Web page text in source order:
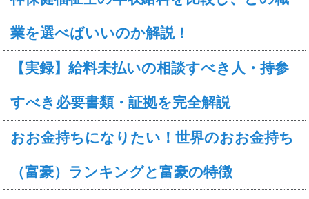
業を選べばいいのか解説！
【実録】給料未払いの相談すべき人・持参
すべき必要書類・証拠を完全解説
おお金持ちになりたい！世界のおお金持ち
（富豪）ランキングと富豪の特徴